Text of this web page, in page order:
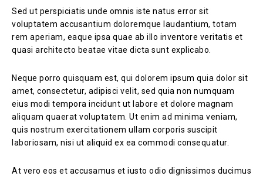
Sed ut perspiciatis unde omnis iste natus error sit
voluptatem accusantium doloremque laudantium, totam
rem aperiam, eaque ipsa quae ab illo inventore veritatis et
quasi architecto beatae vitae dicta sunt explicabo.
Neque porro quisquam est, qui dolorem ipsum quia dolor sit
amet, consectetur, adipisci velit, sed quia non numquam
eius modi tempora incidunt ut labore et dolore magnam
aliquam quaerat voluptatem. Ut enim ad minima veniam,
quis nostrum exercitationem ullam corporis suscipit
laboriosam, nisi ut aliquid ex ea commodi consequatur.
At vero eos et accusamus et iusto odio dignissimos ducimus